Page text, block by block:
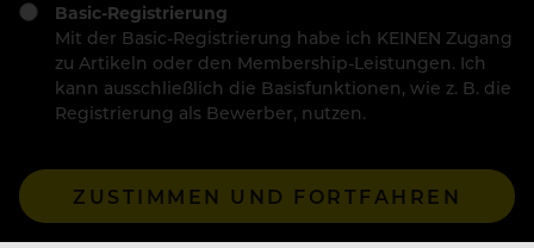
Basic-Registrierung
Mit der Basic-Registrierung habe ich KEINEN Zugang
zu Artikeln oder den Membership-Leistungen. Ich
kann ausschließlich die Basisfunktionen, wie z. B. die
Registrierung als Bewerber, nutzen.
ZUSTIMMEN UND FORTFAHREN